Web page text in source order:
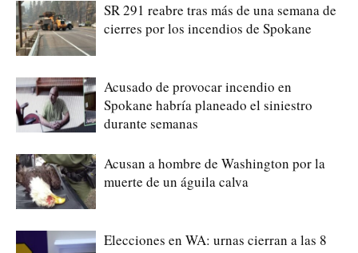
SR 291 reabre tras más de una semana de
cierres por los incendios de Spokane
Acusado de provocar incendio en
Spokane habría planeado el siniestro
durante semanas
Acusan a hombre de Washington por la
muerte de un águila calva
Elecciones en WA: urnas cierran a las 8